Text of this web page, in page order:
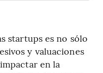
startups es no sólo
y valuaciones
en la